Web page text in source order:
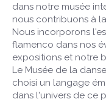
dans notre musée
nous contribuons à
Nous incorporons
flamenco dans nos
expositions et notre
Le Musée de la
choisi un langage
dans l'univers de ce